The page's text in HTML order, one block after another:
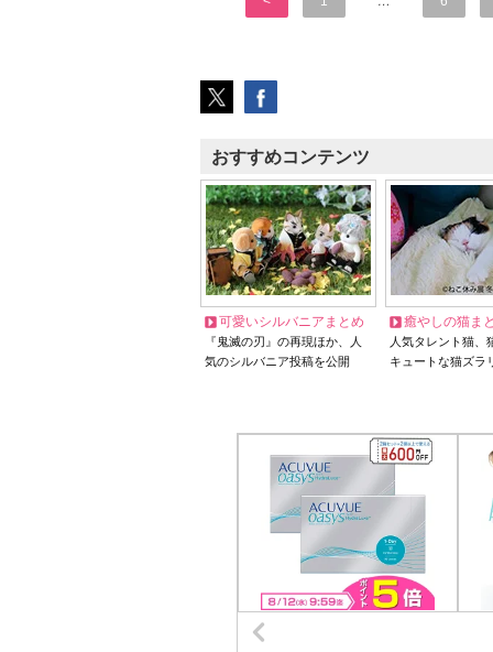
おすすめコンテンツ
可愛いシルバニアまとめ
『鬼滅の刃』の再現ほか、人
気のシルバニア投稿を公開
癒やしの猫ま
人気タレント猫
キュートな猫ズラ